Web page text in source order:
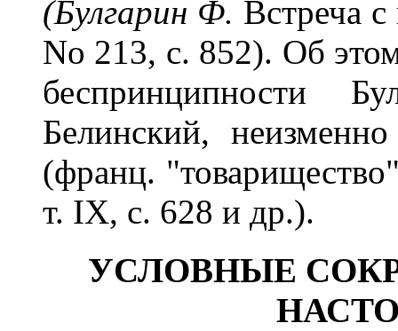
(Булгарин Ф. Встреча
No 213, с. 852). Об
беспринципности
Белинский,
(франц.
т. IX, с. 628 и др.).
УСЛОВНЫЕ